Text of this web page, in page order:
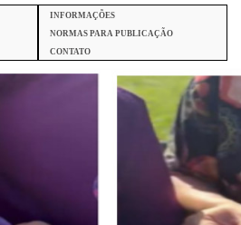
INFORMAÇÕES
NORMAS PARA PUBLICAÇÃO
CONTATO